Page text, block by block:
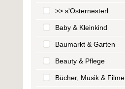
>> s'Osternesterl
Baby & Kleinkind
Baumarkt & Garten
Beauty & Pflege
Bücher, Musik & Filme